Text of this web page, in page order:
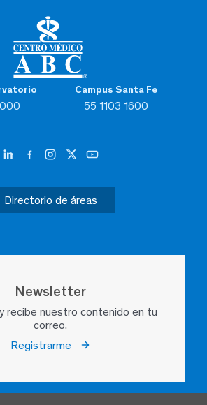
Campus Santa Fe
55 1103 1600
Directorio de áreas
Newsletter
recibe nuestro contenido en tu
correo.
Registrarme